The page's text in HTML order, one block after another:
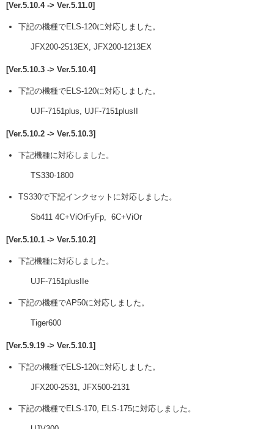
[Ver.5.10.4 -> Ver.5.11.0]
下記の機種でELS-120に対応しました。
JFX200-2513EX, JFX200-1213EX
[Ver.5.10.3 -> Ver.5.10.4]
下記の機種でELS-120に対応しました。
UJF-7151plus, UJF-7151plusII
[Ver.5.10.2 -> Ver.5.10.3]
下記機種に対応しました。
TS330-1800
TS330で下記インクセットに対応しました。
Sb411 4C+ViOrFyFp, 6C+ViOr
[Ver.5.10.1 -> Ver.5.10.2]
下記機種に対応しました。
UJF-7151plusIIe
下記の機種でAP50に対応しました。
Tiger600
[Ver.5.9.19 -> Ver.5.10.1]
下記の機種でELS-120に対応しました。
JFX200-2531, JFX500-2131
下記の機種でELS-170, ELS-175に対応しました。